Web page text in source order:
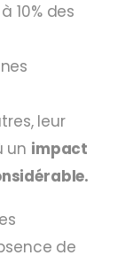
10% des
leur
un impact
de